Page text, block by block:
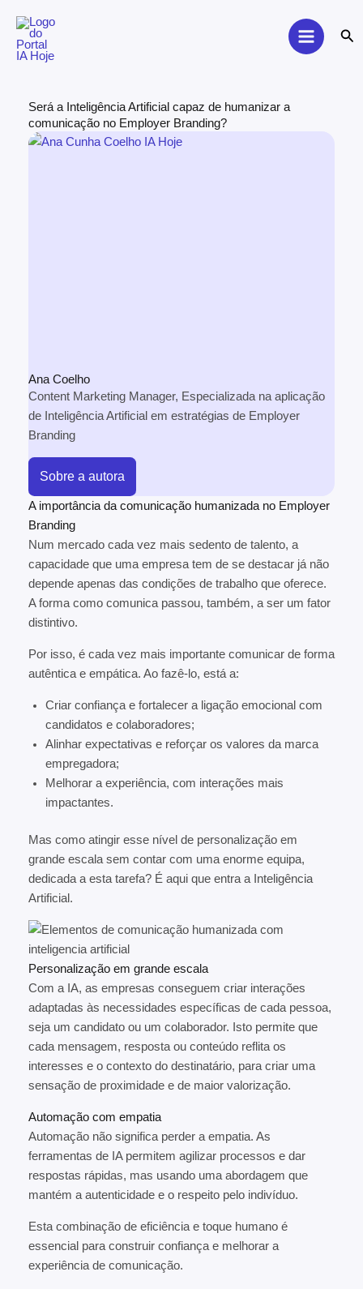
content
Será a Inteligência Artificial capaz de humanizar a
comunicação no Employer Branding?
Ana Coelho
Content Marketing Manager, Especializada na aplicação
de Inteligência Artificial em estratégias de Employer
Branding
Sobre a autora
A importância da comunicação humanizada no Employer
Branding
Num mercado cada vez mais sedento de talento, a
capacidade que uma empresa tem de se destacar já não
depende apenas das condições de trabalho que oferece.
A forma como comunica passou, também, a ser um fator
distintivo.
Por isso, é cada vez mais importante comunicar de forma
autêntica e empática. Ao fazê-lo, está a:
Criar confiança e fortalecer a ligação emocional com
candidatos e colaboradores;
Alinhar expectativas e reforçar os valores da marca
empregadora;
Melhorar a experiência, com interações mais
impactantes.
Mas como atingir esse nível de personalização em
grande escala sem contar com uma enorme equipa,
dedicada a esta tarefa? É aqui que entra a Inteligência
Artificial.
Personalização em grande escala
Com a IA, as empresas conseguem criar interações
adaptadas às necessidades específicas de cada pessoa,
seja um candidato ou um colaborador. Isto permite que
cada mensagem, resposta ou conteúdo reflita os
interesses e o contexto do destinatário, para criar uma
sensação de proximidade e de maior valorização.
Automação com empatia
Automação não significa perder a empatia. As
ferramentas de IA permitem agilizar processos e dar
respostas rápidas, mas usando uma abordagem que
mantém a autenticidade e o respeito pelo indivíduo.
Esta combinação de eficiência e toque humano é
essencial para construir confiança e melhorar a
experiência de comunicação.